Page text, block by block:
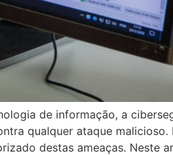
de informação, a
qualquer ataque malicioso.
destas ameaças. Neste